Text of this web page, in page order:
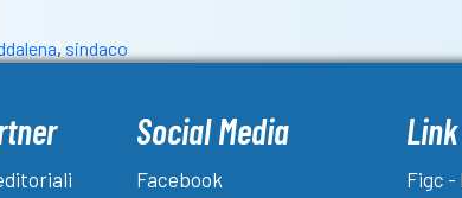
, sindaco
Social Media
Facebook
Figc -